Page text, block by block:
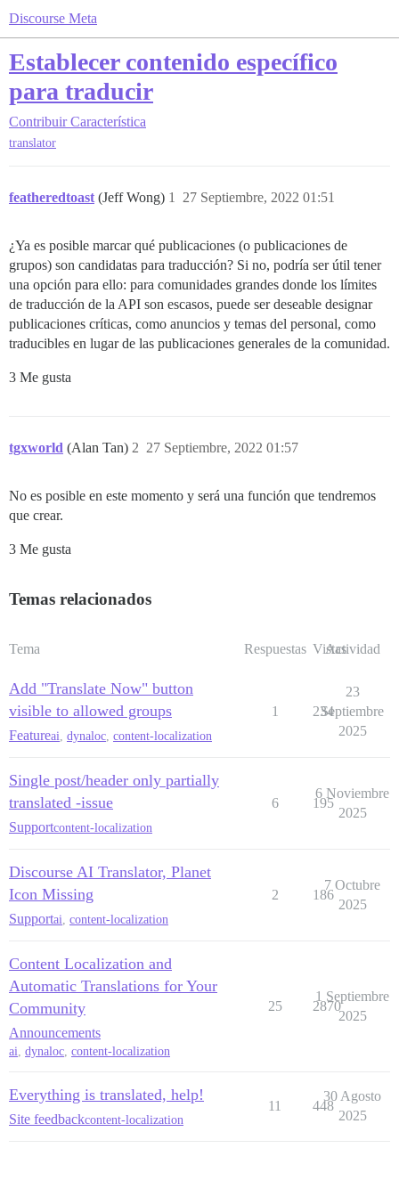
Discourse Meta
Establecer contenido específico
para traducir
Contribuir Característica
translator
featheredtoast (Jeff Wong) 27 Septiembre, 2022 01:51
1
¿Ya es posible marcar qué publicaciones (o publicaciones de
grupos) son candidatas para traducción? Si no, podría ser útil tener
una opción para ello: para comunidades grandes donde los límites
de traducción de la API son escasos, puede ser deseable designar
publicaciones críticas, como anuncios y temas del personal, como
traducibles en lugar de las publicaciones generales de la comunidad.
3 Me gusta
tgxworld (Alan Tan) 27 Septiembre, 2022 01:57
2
No es posible en este momento y será una función que tendremos
que crear.
3 Me gusta
Temas relacionados
Tema Respuestas Vistas
Actividad
Add "Translate Now" button
visible to allowed groups
Featureai dynaloc content-localization
1 234
23
Septiembre
2025
Single post/header only partially
translated -issue
Supportcontent-localization
6 195
6 Noviembre
2025
Discourse AI Translator, Planet
Icon Missing
Supportai content-localization
2 186
7 Octubre
2025
Content Localization and
Automatic Translations for Your
Community
Announcements
ai, dynaloc, content-localization
25 2870
1 Septiembre
2025
Everything is translated, help!
Site feedbackcontent-localization
11 448
30 Agosto
2025